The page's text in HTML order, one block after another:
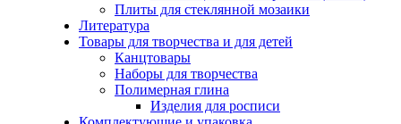
Плиты для стеклянной мозаики
Литература
Товары для творчества и для детей
Канцтовары
Наборы для творчества
Полимерная глина
Изделия для росписи